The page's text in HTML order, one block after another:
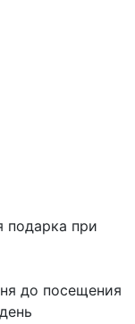
подарка при
до посещения